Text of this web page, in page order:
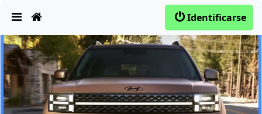
Identificarse